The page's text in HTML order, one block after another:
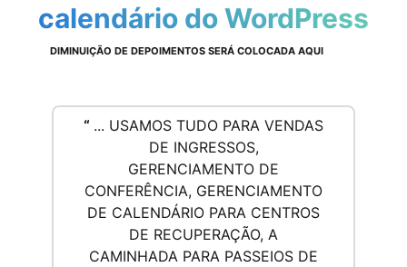
calendário do WordPress
DIMINUIÇÃO DE DEPOIMENTOS SERÁ COLOCADA AQUI
“ ... USAMOS TUDO PARA VENDAS
DE INGRESSOS,
GERENCIAMENTO DE
CONFERÊNCIA, GERENCIAMENTO
DE CALENDÁRIO PARA CENTROS
DE RECUPERAÇÃO, A
CAMINHADA PARA PASSEIOS DE